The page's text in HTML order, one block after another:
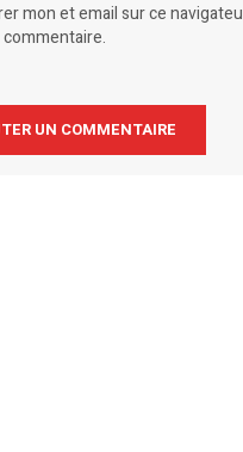
mon et email sur ce